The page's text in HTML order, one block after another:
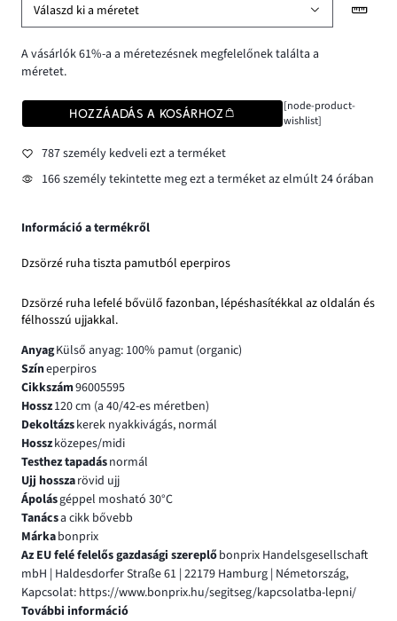
Válaszd ki a méretet
A vásárlók 61%-a a méretezésnek megfelelőnek találta a
méretet.
HOZZÁADÁS A KOSÁRHOZ
[node-product-
wishlist]
787 személy kedveli ezt a terméket
166 személy tekintette meg ezt a terméket az elmúlt 24 órában
Információ a termékről
Dzsörzé ruha tiszta pamutból eperpiros
Dzsörzé ruha lefelé bővülő fazonban, lépéshasítékkal az oldalán és
félhosszú ujjakkal.
AnyagKülső anyag: 100% pamut (organic)
Színeperpiros
Cikkszám96005595
Hossz120 cm (a 40/42-es méretben)
Dekoltázskerek nyakkivágás, normál
Hosszközepes/midi
Testhez tapadásnormál
Ujj hosszarövid ujj
Ápolásgéppel mosható 30°C
Tanácsa cikk bővebb
Márkabonprix
Az EU felé felelős gazdasági szereplőbonprix Handelsgesellschaft
mbH | Haldesdorfer Straße 61 | 22179 Hamburg | Németország,
Kapcsolat: https://www.bonprix.hu/segitseg/kapcsolatba-lepni/
További információ